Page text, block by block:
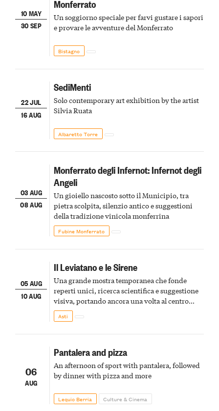
10 MAY
30 SEP
Monferrato
Un soggiorno speciale per farvi gustare i sapori
e provare le avventure del Monferrato
Bistagno
22 JUL
16 AUG
SediMenti
Solo contemporary art exhibition by the artist
Silvia Ruata
Albaretto Torre
03 AUG
08 AUG
Monferrato degli Infernot: Infernot degli
Angeli
Un gioiello nascosto sotto il Municipio, tra
pietra scolpita, silenzio antico e suggestioni
della tradizione vinicola monferrina
Fubine Monferrato
05 AUG
10 AUG
Il Leviatano e le Sirene
Una grande mostra temporanea che fonde
reperti unici, ricerca scientifica e suggestione
visiva, portando ancora una volta al centro
della scena le meraviglie del passato astigiano
Asti
06
AUG
Pantalera and pizza
An afternoon of sport with pantalera, followed
by dinner with pizza and more
Lequio Berria Culture & Cinema